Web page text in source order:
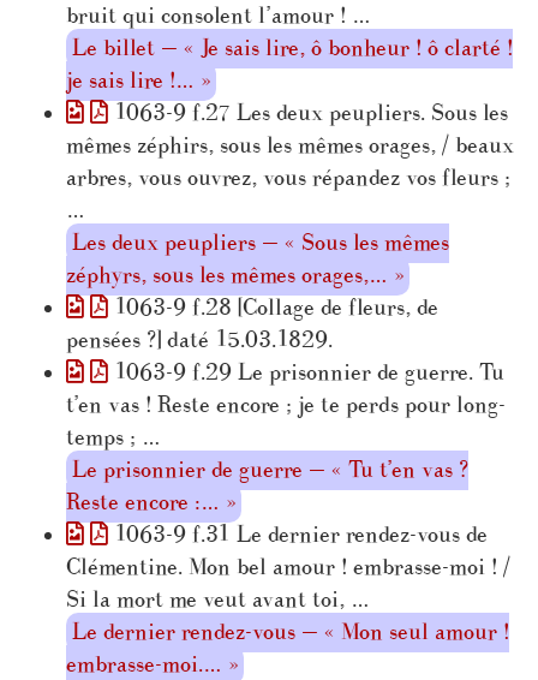
bruit qui consolent l’amour ! …
Le billet — « Je sais lire, ô bonheur ! ô clarté !
je sais lire !… »
1063-9 f.27 Les deux peupliers. Sous les
mêmes zéphirs, sous les mêmes orages, / beaux
arbres, vous ouvrez, vous répandez vos fleurs ;
…
Les deux peupliers — « Sous les mêmes
zéphyrs, sous les mêmes orages,… »
1063-9 f.28 [Collage de fleurs, de
pensées ?] daté 15.03.1829.
1063-9 f.29 Le prisonnier de guerre. Tu
t’en vas ! Reste encore ; je te perds pour long-
temps ; …
Le prisonnier de guerre — « Tu t’en vas ?
Reste encore :… »
1063-9 f.31 Le dernier rendez-vous de
Clémentine. Mon bel amour ! embrasse-moi ! /
Si la mort me veut avant toi, …
Le dernier rendez-vous — « Mon seul amour !
embrasse-moi.… »